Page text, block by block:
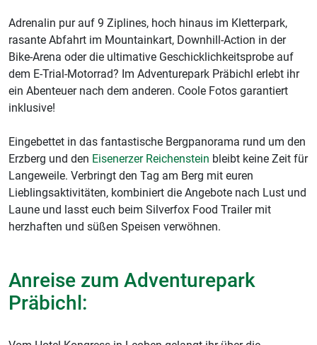
Adrenalin pur auf 9 Ziplines, hoch hinaus im Kletterpark,
rasante Abfahrt im Mountainkart, Downhill-Action in der
Bike-Arena oder die ultimative Geschicklichkeitsprobe auf
dem E-Trial-Motorrad? Im Adventurepark Präbichl erlebt ihr
ein Abenteuer nach dem anderen. Coole Fotos garantiert
inklusive!
Eingebettet in das fantastische Bergpanorama rund um den
Erzberg und den Eisenerzer Reichenstein bleibt keine Zeit für
Langeweile. Verbringt den Tag am Berg mit euren
Lieblingsaktivitäten, kombiniert die Angebote nach Lust und
Laune und lasst euch beim Silverfox Food Trailer mit
herzhaften und süßen Speisen verwöhnen.
Anreise zum Adventurepark
Präbichl: